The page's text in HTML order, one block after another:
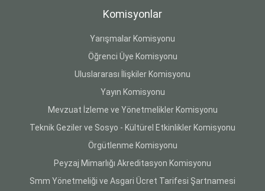
Komisyonlar
Yarışmalar Komisyonu
Öğrenci Üye Komisyonu
Uluslararası İlişkiler Komisyonu
Yayın Komisyonu
Mevzuat İzleme ve Yönetmelikler Komisyonu
Teknik Geziler ve Sosyo - Kültürel Etkinlikler Komisyonu
Örgütlenme Komisyonu
Peyzaj Mimarlığı Akreditasyon Komisyonu
Smm Yönetmeliği ve Asgari Ücret Tarifesi Şartnamesi